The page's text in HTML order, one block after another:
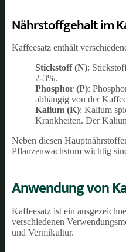
Nährstoffgehalt im
Kaffeesatz enthält
Stickstoff (N):
2-3%.
Phosphor (P):
abhängig von der
Kalium (K): Kalium
Krankheiten. Der
Neben diesen
Pflanzenwachstum wichtig
Anwendung von
Kaffeesatz ist ein
verschiedenen
und Vermikultur.